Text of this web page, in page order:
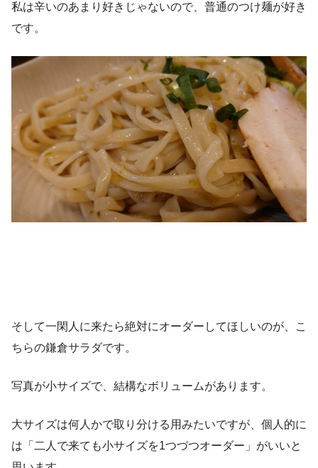
私は辛いのあまり好きじゃないので、普通のつけ麺が好き
です。
そして一閑人に来たら絶対にオーダーしてほしいのが、こ
ちらの鎌倉サラダです。
写真が小サイズで、結構なボリュームがあります。
大サイズは何人かで取り分ける用みたいですが、個人的に
は「二人で来ても小サイズを1つづつオーダー」がいいと